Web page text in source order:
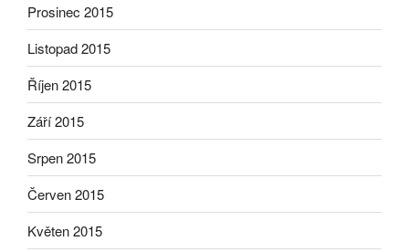
Prosinec 2015
Listopad 2015
Říjen 2015
Září 2015
Srpen 2015
Červen 2015
Květen 2015